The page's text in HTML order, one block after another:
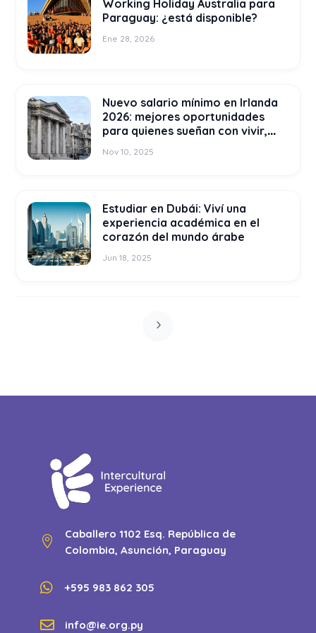
Working Holiday Australia para
Paraguay: ¿está disponible?
Ene 28, 2026
Nuevo salario mínimo en Irlanda
2026: mejores oportunidades
para quienes sueñan con vivir,
Nov 10, 2025
Estudiar en Dubái: Viví una
experiencia académica en el
corazón del mundo árabe
Jun 18, 2025

Caballero 1102 Esq. República de
Colombia, Asunción, Paraguay
 +595 983 862 305
 info@ie.org.py